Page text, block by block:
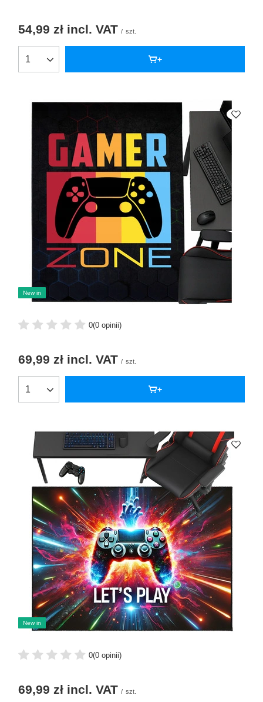
54,99 zł incl. VAT / szt.
New in
0(0 opinii)
69,99 zł incl. VAT / szt.
New in
0(0 opinii)
69,99 zł incl. VAT / szt.